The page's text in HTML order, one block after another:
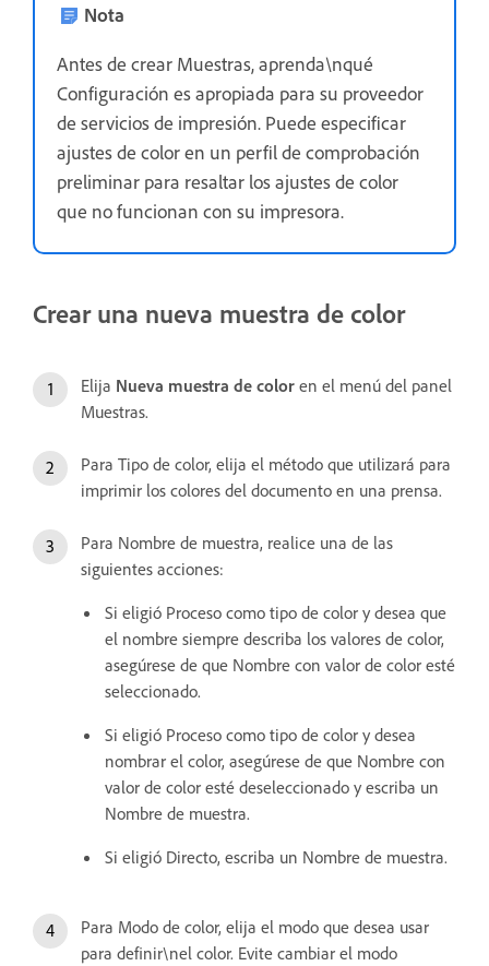
Nota
Antes de crear Muestras, aprenda\nqué
Configuración es apropiada para su proveedor
de servicios de impresión. Puede especificar
ajustes de color en un perfil de comprobación
preliminar para resaltar los ajustes de color
que no funcionan con su impresora.
Crear una nueva muestra de color
Elija Nueva muestra de color en el menú del panel
Muestras.
Para Tipo de color, elija el método que utilizará para
imprimir los colores del documento en una prensa.
Para Nombre de muestra, realice una de las
siguientes acciones:
Si eligió Proceso como tipo de color y desea que
el nombre siempre describa los valores de color,
asegúrese de que Nombre con valor de color esté
seleccionado.
Si eligió Proceso como tipo de color y desea
nombrar el color, asegúrese de que Nombre con
valor de color esté deseleccionado y escriba un
Nombre de muestra.
Si eligió Directo, escriba un Nombre de muestra.
Para Modo de color, elija el modo que desea usar
para definir\nel color. Evite cambiar el modo